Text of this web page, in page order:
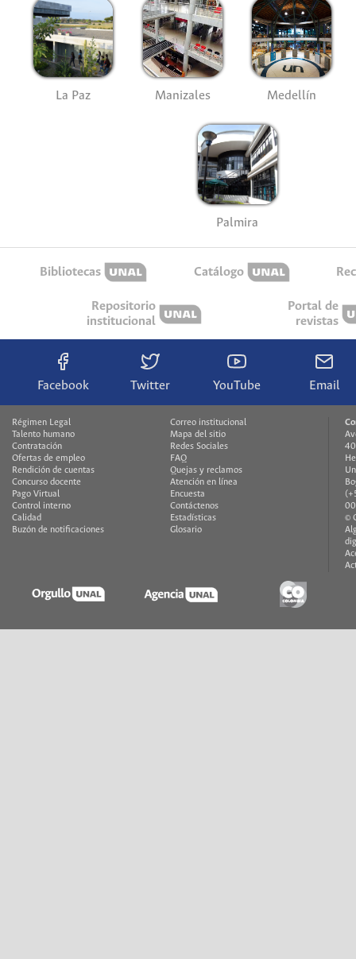
La Paz Manizales Medellín
Palmira
Bibliotecas Catálogo
Repositorio
institucional
Portal de
revistas
Facebook Twitter YouTube Email
Régimen Legal
Talento humano
Contratación
Ofertas de empleo
Rendición de cuentas
Concurso docente
Pago Virtual
Control interno
Calidad
Buzón de notificaciones
Correo institucional
Mapa del sitio
Redes Sociales
FAQ
Quejas y reclamos
Atención en línea
Encuesta
Contáctenos
Estadísticas
Glosario
©